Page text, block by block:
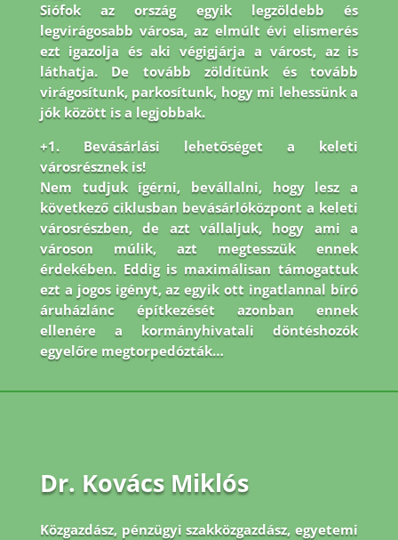
Siófok az ország egyik legzöldebb és
legvirágosabb városa, az elmúlt évi elismerés
ezt igazolja és aki végigjárja a várost, az is
láthatja. De tovább zöldítünk és tovább
virágosítunk, parkosítunk, hogy mi lehessünk a
jók között is a legjobbak.
+1. Bevásárlási lehetőséget a keleti
városrésznek is!
Nem tudjuk ígérni, bevállalni, hogy lesz a
következő ciklusban bevásárlóközpont a keleti
városrészben, de azt vállaljuk, hogy ami a
városon múlik, azt megtesszük ennek
érdekében. Eddig is maximálisan támogattuk
ezt a jogos igényt, az egyik ott ingatlannal bíró
áruházlánc építkezését azonban ennek
ellenére a kormányhivatali döntéshozók
egyelőre megtorpedózták…
Dr. Kovács Miklós
Közgazdász, pénzügyi szakközgazdász, egyetemi